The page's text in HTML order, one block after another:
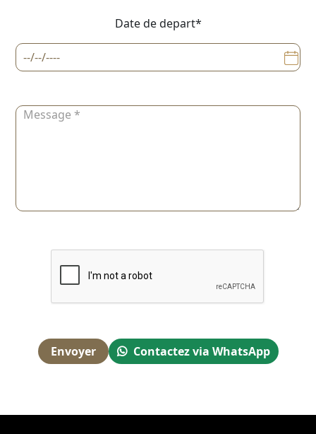
Date de depart*
Envoyer Contactez via WhatsApp